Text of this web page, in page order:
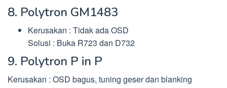
8. Polytron GM1483
Kerusakan : Tidak ada OSD
Solusi : Buka R723 dan D732
9. Polytron P in P
Kerusakan : OSD bagus, tuning geser dan blanking